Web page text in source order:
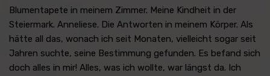
Blumentapete in meinem Zimmer. Meine Kindheit in der
Steiermark. Anneliese. Die Antworten in meinem Körper. Als
hätte all das, wonach ich seit Monaten, vielleicht sogar seit
Jahren suchte, seine Bestimmung gefunden. Es befand sich
doch alles in mir! Alles, was ich wollte, war längst da. Ich